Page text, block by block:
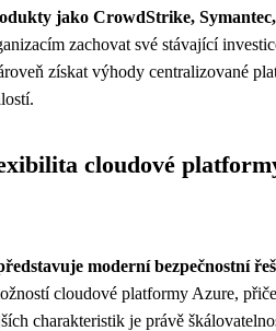
jako CrowdStrike,
zachovat své stávající
získat výhody centralizované
cloudové
moderní bezpečnostní
cloudové platformy Azure,
charakteristik je právě